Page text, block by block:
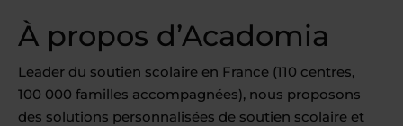
À propos d’Acadomia
Leader du soutien scolaire en France (110 centres,
100 000 familles accompagnées), nous proposons
des solutions personnalisées de soutien scolaire et